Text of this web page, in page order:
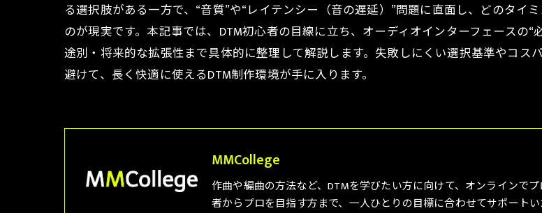
る選択肢がある一方で、“音質”や“レイテンシー（音の遅延）”問題に直面し、どのタイ
のが現実です。本記事では、DTM初心者の目線に立ち、オーディオインターフェースの
途別・将来的な拡張性まで具体的に整理して解説します。失敗しにくい選択基準やコ
避けて、長く快適に使えるDTM制作環境が手に入ります。
MMCollege
作曲や編曲の方法など、DTMを学びたい方に向けて、オンラインで
者からプロを目指す方まで、一人ひとりの目標に合わせてサポートい